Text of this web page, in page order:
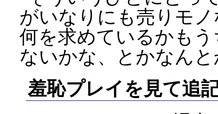
がいなりにも売りモ
何を求めているかも
ないかな、とかなん
羞恥プレイを見て追